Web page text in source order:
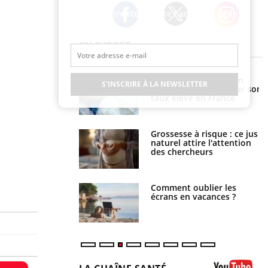
EN DIRECT
Mortalité infantile : un
rapport s’interroge sur son
taux élevé en France
Grossesse à risque : ce jus
naturel attire l'attention
des chercheurs
Comment oublier les
écrans en vacances ?
S'INSCRIRE À LA NEWSLETTER